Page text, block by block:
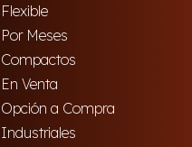
Flexible
Por Meses
Compactos
En Venta
Opción a Compra
Industriales